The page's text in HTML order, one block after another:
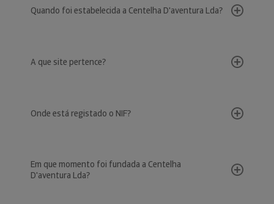
Quando foi estabelecida a Centelha D'aventura Lda?
A que site pertence?
Onde está registado o NIF?
Em que momento foi fundada a Centelha
D'aventura Lda?